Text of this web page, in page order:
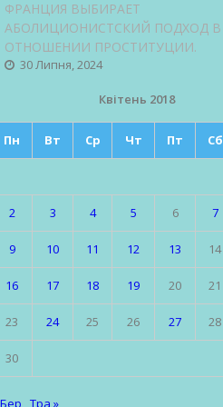
ФРАНЦИЯ ВЫБИРАЕТ
АБОЛИЦИОНИСТСКИЙ ПОДХОД В
ОТНОШЕНИИ ПРОСТИТУЦИИ.
30 Липня, 2024
Квітень 2018
Пн Вт Ср Чт Пт Сб
2 3 4 5 6 7
9 10 11 12 13 14
16 17 18 19 20 21
23 24 25 26 27 28
30
Тра »